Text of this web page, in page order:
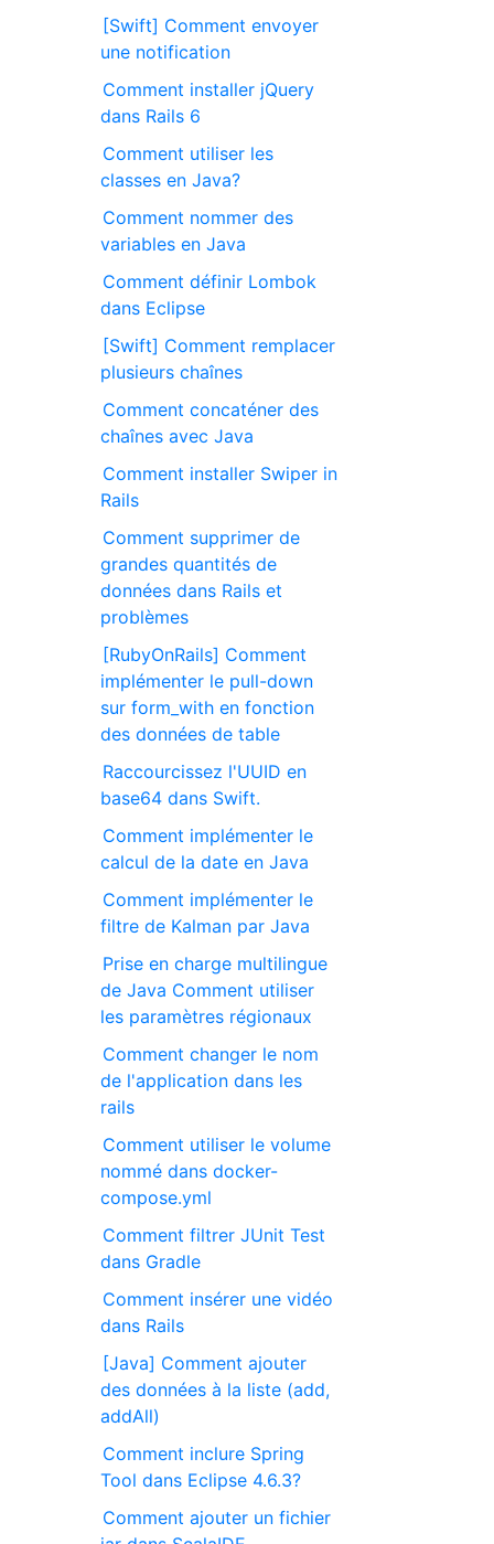
[Swift] Comment envoyer
une notification
Comment installer jQuery
dans Rails 6
Comment utiliser les
classes en Java?
Comment nommer des
variables en Java
Comment définir Lombok
dans Eclipse
[Swift] Comment remplacer
plusieurs chaînes
Comment concaténer des
chaînes avec Java
Comment installer Swiper in
Rails
Comment supprimer de
grandes quantités de
données dans Rails et
problèmes
[RubyOnRails] Comment
implémenter le pull-down
sur form_with en fonction
des données de table
Raccourcissez l'UUID en
base64 dans Swift.
Comment implémenter le
calcul de la date en Java
Comment implémenter le
filtre de Kalman par Java
Prise en charge multilingue
de Java Comment utiliser
les paramètres régionaux
Comment changer le nom
de l'application dans les
rails
Comment utiliser le volume
nommé dans docker-
compose.yml
Comment filtrer JUnit Test
dans Gradle
Comment insérer une vidéo
dans Rails
[Java] Comment ajouter
des données à la liste (add,
addAll)
Comment inclure Spring
Tool dans Eclipse 4.6.3?
Comment ajouter un fichier